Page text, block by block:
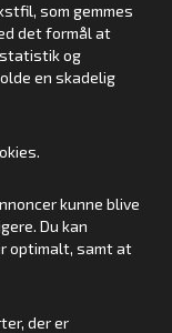
som gemmes
det formål at
og
en skadelig
kunne blive
Du kan
optimalt, samt at
der er